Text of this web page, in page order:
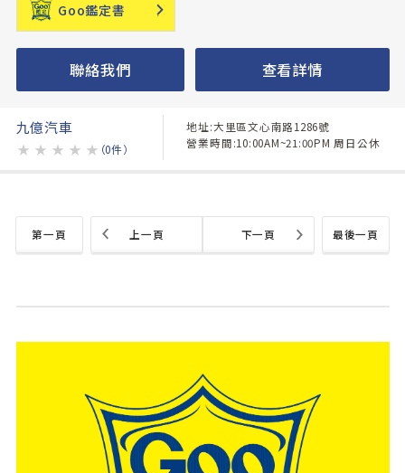
Goo鑑定書
聯絡我們 查看詳情
九億汽車
★ ★ ★ ★ ★ （0件）
地址:大里區文心南路1286號
營業時間:10:00AM~21:00PM 周日公休
第一頁 最後一頁
上一頁 下一頁